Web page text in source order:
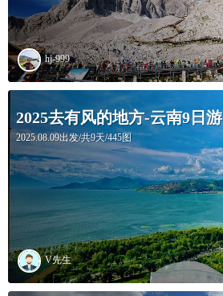
hj-999
2025去有风的地方-云南9日游
2025.08.09出发/共9天/445图
V先生